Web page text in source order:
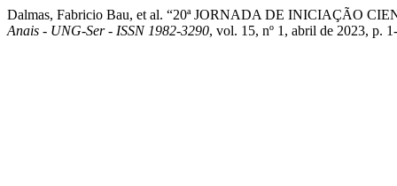
Dalmas, Fabricio Bau, et al. “20ª JORNADA DE INICIAÇÃO
Anais - UNG-Ser - ISSN 1982-3290, vol. 15, nº 1, abril de 2023, p.